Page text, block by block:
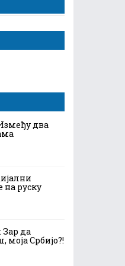
два
на руску
да
моја Србијо?!